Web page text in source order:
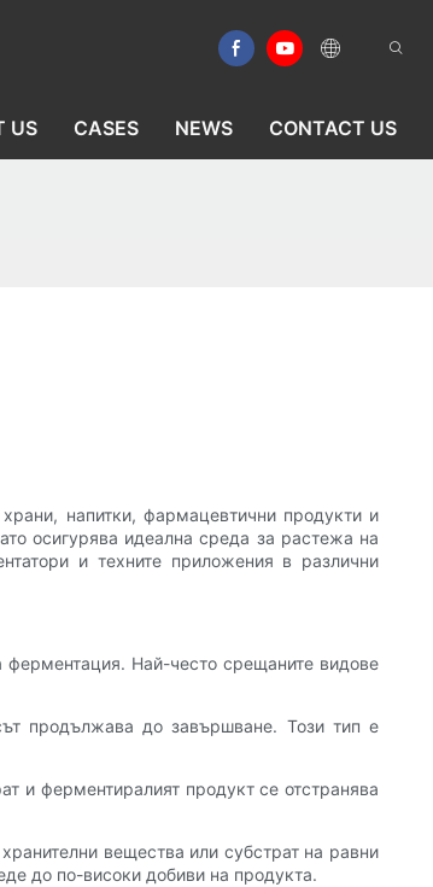
US CASES NEWS CONTACT US
напитки, фармацевтични продукти и
осигурява идеална среда за растежа на
и техните приложения в различни
ферментация. Най-често срещаните видове
продължава до завършване. Този тип е
и ферментиралият продукт се отстранява
вещества или субстрат на равни
до по-високи добиви на продукта.